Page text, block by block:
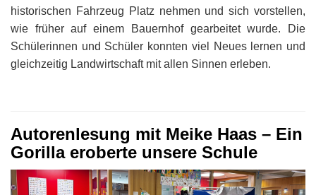
historischen Fahrzeug Platz nehmen und sich vorstellen,
wie früher auf einem Bauernhof gearbeitet wurde. Die
Schülerinnen und Schüler konnten viel Neues lernen und
gleichzeitig Landwirtschaft mit allen Sinnen erleben.
Autorenlesung mit Meike Haas – Ein
Gorilla eroberte unsere Schule